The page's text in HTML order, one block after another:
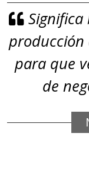
Requiere:
De alta
Significa
producción
para que
de